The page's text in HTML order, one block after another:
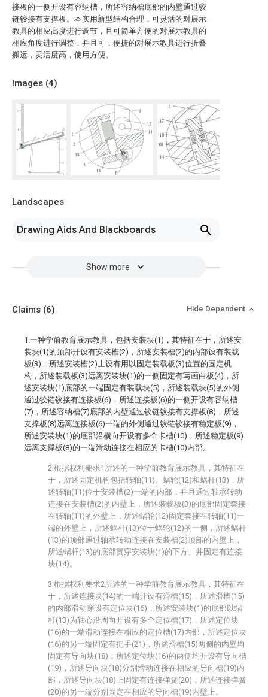
接板的一侧开设有容纳槽，所述容纳槽底部的内壁通过铰
链铰接有支撑板。本实用新型结构合理，可灵活的对展示
教具的相应高度进行调节，且可简单方便的对展示教具的
相应角度进行调整，并且可，便捷的对展示教具进行折叠
搬运，灵活度高，使用方便。
Images (4)
Landscapes
Drawing Aids And Blackboards
Show more
Claims (6) Hide Dependent
1.一种学前教育展示教具，包括安装块(1)，其特征在于，所述安
装块(1)的顶部开设有安装槽(2)，所述安装槽(2)的内部设有装载
板(3)，所述安装槽(2)上设有用以固定装载板(3)位置的固定机
构，所述装载板(3)远离安装块(1)的一侧固定有写画白板(4)，所
述安装块(1)底部的一端固定有装载块(5)，所述装载块(5)的外侧
通过铰链铰接有连接板(6)，所述连接板(6)的一侧开设有容纳槽
(7)，所述容纳槽(7)底部的内壁通过铰链铰接有支撑板(8)，所述
支撑板(8)远离连接板(6)一端的外侧通过铰链铰接有稳定板(9)，
所述安装块(1)的底部沿横向开设有多个卡槽(10)，所述稳定板(9)
远离支撑板(8)的一端滑动连接在相应的卡槽(10)内部。
2.根据权利要求1所述的一种学前教育展示教具，其特征在
于，所述固定机构包括转轴(11)、蜗轮(12)和蜗杆(13)，所
述转轴(11)位于安装槽(2)一端的内部，并且通过轴承转动
连接在安装槽(2)的内壁上，所述装载板(3)的底部固定套接
在转轴(11)的外壁上，所述蜗轮(12)固定套接在转轴(11)一
端的外壁上，所述蜗杆(13)位于蜗轮(12)的一侧，所述蜗杆
(13)的顶部通过轴承转动连接在安装槽(2)顶部的内壁上，
所述蜗杆(13)的底部贯穿安装块(1)的下方、并固定有连接
块(14)。
3.根据权利要求2所述的一种学前教育展示教具，其特征在
于，所述连接块(14)的一端开设有滑槽(15)，所述滑槽(15)
的内部滑动穿设有定位块(16)，所述安装块(1)的底部以蜗
杆(13)为轴心沿周向开设有多个定位槽(17)，所述定位块
(16)的一端滑动连接在相应的定位槽(17)内部，所述定位块
(16)的另一端固定有把手(21)，所述滑槽(15)两侧的内壁均
固定有导向块(18)，所述定位块(16)的两侧均开设有导向槽
(19)，所述导向块(18)分别滑动连接在相应的导向槽(19)内
部，所述导向块(18)上固定有连接弹簧(20)，所述连接弹簧
(20)的另一端分别固定在相应的导向槽(19)内壁上。